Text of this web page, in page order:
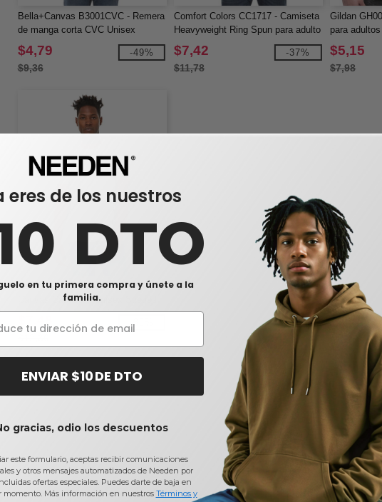
Bella+Canvas B3001CVC - Remera
de manga corta CVC Unisex
Heather
$4,79
$9,36
-49%
Comfort Colors CC1717 - Camiseta
Heavyweight Ring Spun para adulto
$7,42
$11,78
-37%
Gildan
para adultos
$5,15
$7,98
Bella+Canvas B3301 - Bella +
Canvas Camiseta Unisex Sueded
-39%
eres de los nuestros
DTO
en tu primera compra y únete a la
familia.
ENVIAR $10 DE DTO
gracias, odio los descuentos
este formulario, aceptas recibir comunicaciones
y otros mensajes automatizados de Needen por
ofertas especiales. Puedes darte de baja en
momento. Más información en nuestros Términos y